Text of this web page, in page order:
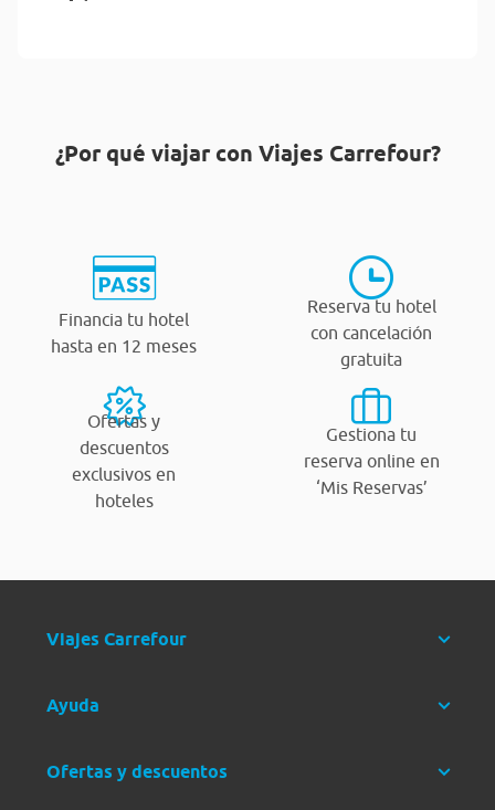
¿Por qué viajar con Viajes Carrefour?
Financia tu hotel
hasta en 12 meses
Reserva tu hotel
con cancelación
gratuita
Ofertas y
descuentos
exclusivos en
hoteles
Gestiona tu
reserva online en
‘Mis Reservas’
Viajes Carrefour
Ayuda
Ofertas y descuentos